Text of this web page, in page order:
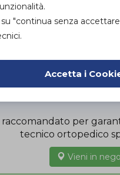
Organizza
raccomandato per
tecnico ortopedico
Vieni in
"continua senza
Accetta i